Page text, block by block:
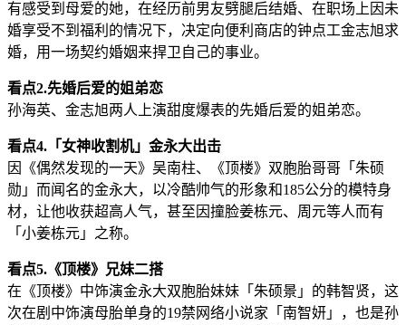
有感受到母爱的她，在经历前男友劈腿后结婚、在职场上因未
婚享受不到福利的情况下，决定向便利商店的钟点工金志旭求
婚，用一场契约婚姻来捍卫自己的事业。
看点2.先婚后爱的姐弟恋
孙海英、金志旭两人上演甜度爆表的先婚后爱的姐弟恋。
看点4.「女神收割机」金永大出击
因《偶然发现的一天》吴南柱、《顶楼》双胞胎哥哥「朱硕
勋」而闻名的金永大，以冷酷帅气的形象和185公分的模特身
材，让他收获超高人气，甚至因撞脸姜栋元、周元等人而有
「小姜栋元」之称。
看点5.《顶楼》兄妹二搭
在《顶楼》中饰演金永大双胞胎妹妹「朱硕景」的韩智贤，这
次在剧中饰演母胎单身的19禁网络小说家「南智妍」，也是孙